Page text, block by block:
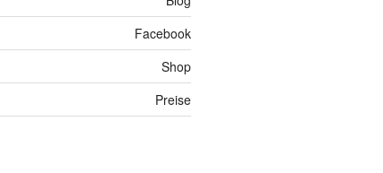
Facebook
Shop
Preise